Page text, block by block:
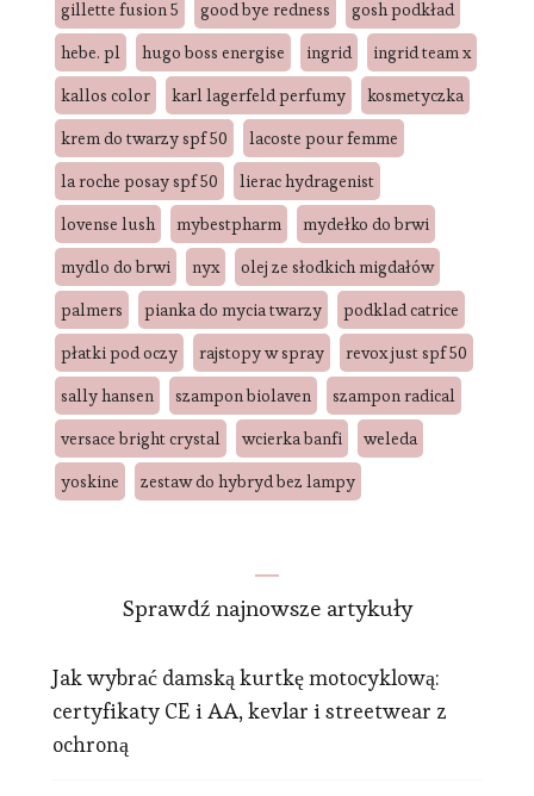
gillette fusion 5 good bye redness
gosh podkład
hebe. pl
hugo boss energise ingrid
ingrid team x
kallos color
karl lagerfeld perfumy
kosmetyczka
krem do twarzy spf 50
lacoste pour femme
la roche posay spf 50
lierac hydragenist
lovense lush
mybestpharm
mydełko do brwi
mydlo do brwi
nyx
olej ze słodkich migdałów
palmers
pianka do mycia twarzy
podklad catrice
płatki pod oczy
rajstopy w spray
revox just spf 50
sally hansen
szampon biolaven
szampon radical
versace bright crystal
wcierka banfi
weleda
yoskine
zestaw do hybryd bez lampy
Sprawdź najnowsze artykuły
Jak wybrać damską kurtkę motocyklową:
certyfikaty CE i AA, kevlar i streetwear z
ochroną